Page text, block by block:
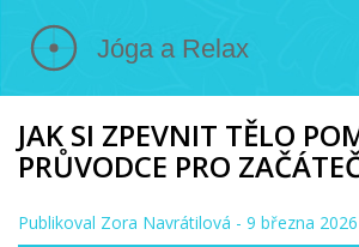
JAK SI ZPEVNIT TĚLO
PRŮVODCE PRO
Publikoval Zora Navrátilová - 9 března 2026